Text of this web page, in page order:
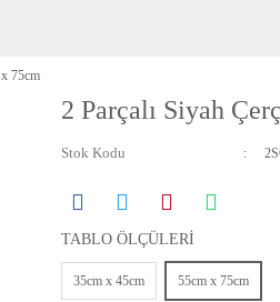
75cm
2 Parçalı Siyah
Stok Kodu
TABLO ÖLÇÜLERİ
35cm x 45cm 55cm x 75cm